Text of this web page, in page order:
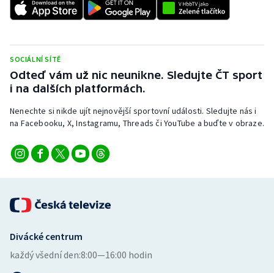
Stolní tenis
Triatlon
Veslování
Ostatní
SOCIÁLNÍ SÍTĚ
Odteď vám už nic neunikne. Sledujte ČT sport
i na dalších platformách.
Nenechte si nikde ujít nejnovější sportovní události. Sledujte nás i
na Facebooku, X, Instagramu, Threads či YouTube a buďte v obraze.
Divácké centrum
každý všední den:8:00—16:00 hodin